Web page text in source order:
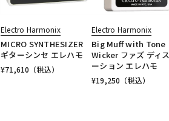
Electro Harmonix
MICRO SYNTHESIZER
ギターシンセ エレハモ
¥71,610 （税込）
Electro Harmonix
Big Muff with Tone
Wicker ファズ ディ
ーション エレハモ
¥19,250 （税込）